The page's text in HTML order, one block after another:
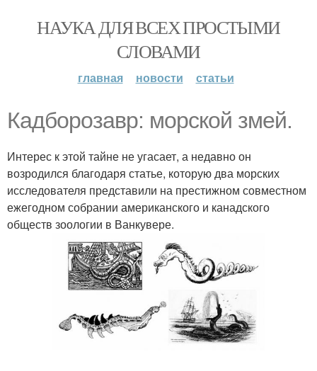
НАУКА ДЛЯ ВСЕХ ПРОСТЫМИ
СЛОВАМИ
главная новости статьи
Кадборозавр: морской змей.
Интерес к этой тайне не угасает, а недавно он
возродился благодаря статье, которую два морских
исследователя представили на престижном совместном
ежегодном собрании американского и канадского
обществ зоологии в Ванкувере.